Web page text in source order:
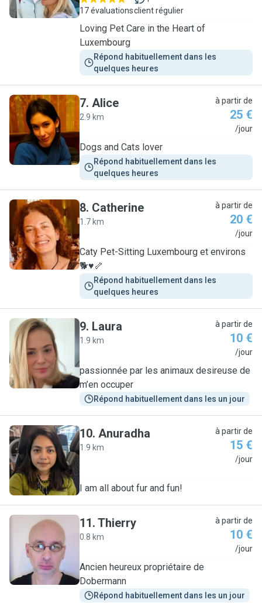
17 évaluationsclient régulier
Loving Pet Care in the Heart of
Luxembourg
Répond habituellement dans les
quelques heures
A
7. Alice
2.9 km
à partir de
25 €
/jour
Dogs and Cats lover
Répond habituellement dans les
quelques heures
C
8. Catherine
1.7 km
à partir de
20 €
/jour
Caty Pet-Sitting Luxembourg et environs
🐕♥️🦴
Répond habituellement dans les
quelques heures
L
9. Laura
1.9 km
à partir de
10 €
/jour
passionnée par les animaux desireuse de
m’en occuper
Répond habituellement dans les un jour
A
10. Anuradha
1.9 km
à partir de
15 €
/jour
I am all about fur and fun!
T
11. Thierry
0.8 km
à partir de
10 €
/jour
Ancien heureux propriétaire de
Dobermann
Répond habituellement dans les un jour